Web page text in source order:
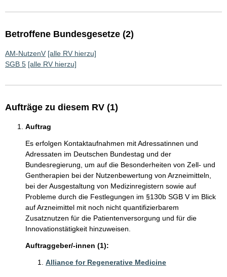
Betroffene Bundesgesetze (2)
AM-NutzenV [alle RV hierzu]
SGB 5 [alle RV hierzu]
Aufträge zu diesem RV (1)
Auftrag
Es erfolgen Kontaktaufnahmen mit Adressatinnen und
Adressaten im Deutschen Bundestag und der
Bundesregierung, um auf die Besonderheiten von Zell- und
Gentherapien bei der Nutzenbewertung von Arzneimitteln,
bei der Ausgestaltung von Medizinregistern sowie auf
Probleme durch die Festlegungen im §130b SGB V im Blick
auf Arzneimittel mit noch nicht quantifizierbarem
Zusatznutzen für die Patientenversorgung und für die
Innovationstätigkeit hinzuweisen.
Auftraggeber/-innen (1):
Alliance for Regenerative Medicine